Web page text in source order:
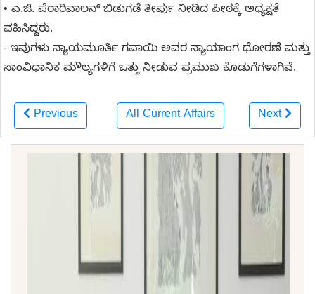
• ಎ.ಜಿ. ಪೆರಾರಿವಾಲನ್ ಬಿಡುಗಡೆ ತೀರ್ಪು ನೀಡಿದ ಪೀಠಕ್ಕೆ ಅಧ್ಯಕ್ಷತೆ
ವಹಿಸಿದ್ದರು.
- ಇವುಗಳು ನ್ಯಾಯಮೂರ್ತಿ ಗವಾಯಿ ಅವರ ನ್ಯಾಯಾಂಗ ಧೋರಣೆ ಮತ್ತು
ಸಾಂವಿಧಾನಿಕ ಮೌಲ್ಯಗಳಿಗೆ ಒತ್ತು ನೀಡುವ ಪ್ರಮುಖ ಕೊಡುಗೆಗಳಾಗಿವೆ.
Previous All Current Affairs Next